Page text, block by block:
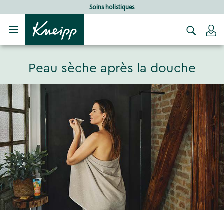
Sauter au contenu principal
Sauter au contenu du pied de page
Soins holistiques
Peau sèche après la douche